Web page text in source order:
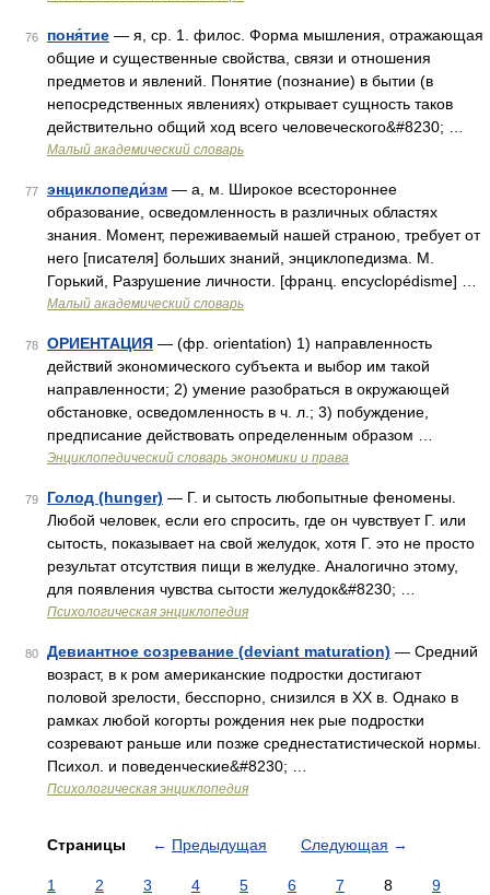
76 поня́тие — я, ср. 1. филос. Форма мышления, отражающая
общие и существенные свойства, связи и отношения
предметов и явлений. Понятие (познание) в бытии (в
непосредственных явлениях) открывает сущность таков
действительно общий ход всего человеческого&#8230; …
Малый академический словарь
77 энциклопеди́зм — а, м. Широкое всестороннее
образование, осведомленность в различных областях
знания. Момент, переживаемый нашей страною, требует от
него [писателя] больших знаний, энциклопедизма. М.
Горький, Разрушение личности. [франц. encyclopédisme] …
Малый академический словарь
78 ОРИЕНТАЦИЯ — (фр. orientation) 1) направленность
действий экономического субъекта и выбор им такой
направленности; 2) умение разобраться в окружающей
обстановке, осведомленность в ч. л.; 3) побуждение,
предписание действовать определенным образом …
Энциклопедический словарь экономики и права
79 Голод (hunger) — Г. и сытость любопытные феномены.
Любой человек, если его спросить, где он чувствует Г. или
сытость, показывает на свой желудок, хотя Г. это не просто
результат отсутствия пищи в желудке. Аналогично этому,
для появления чувства сытости желудок&#8230; …
Психологическая энциклопедия
80 Девиантное созревание (deviant maturation) — Средний
возраст, в к ром американские подростки достигают
половой зрелости, бесспорно, снизился в XX в. Однако в
рамках любой когорты рождения нек рые подростки
созревают раньше или позже среднестатистической нормы.
Психол. и поведенческие&#8230; …
Психологическая энциклопедия
Страницы ← Предыдущая Следующая →
1 2 3 4 5 6 7 8
9